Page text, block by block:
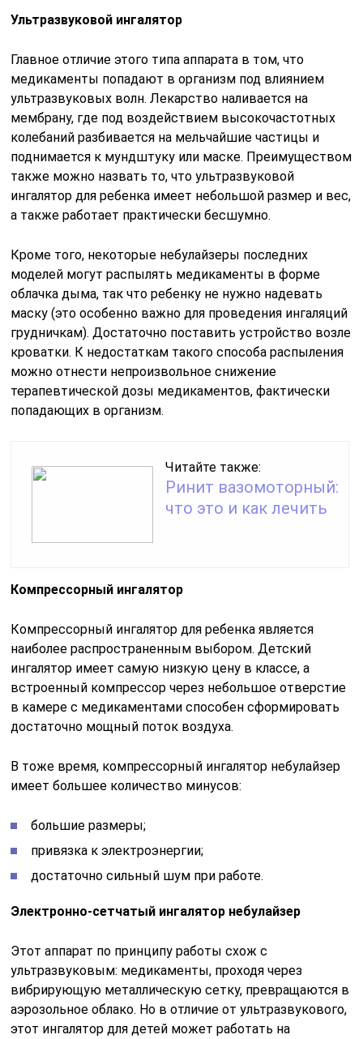
Ультразвуковой ингалятор
Главное отличие этого типа аппарата в том, что
медикаменты попадают в организм под влиянием
ультразвуковых волн. Лекарство наливается на
мембрану, где под воздействием высокочастотных
колебаний разбивается на мельчайшие частицы и
поднимается к мундштуку или маске. Преимуществом
также можно назвать то, что ультразвуковой
ингалятор для ребенка имеет небольшой размер и вес,
а также работает практически бесшумно.
Кроме того, некоторые небулайзеры последних
моделей могут распылять медикаменты в форме
облачка дыма, так что ребенку не нужно надевать
маску (это особенно важно для проведения ингаляций
грудничкам). Достаточно поставить устройство возле
кроватки. К недостаткам такого способа распыления
можно отнести непроизвольное снижение
терапевтической дозы медикаментов, фактически
попадающих в организм.
Читайте также:
Ринит вазомоторный:
что это и как лечить
Компрессорный ингалятор
Компрессорный ингалятор для ребенка является
наиболее распространенным выбором. Детский
ингалятор имеет самую низкую цену в классе, а
встроенный компрессор через небольшое отверстие
в камере с медикаментами способен сформировать
достаточно мощный поток воздуха.
В тоже время, компрессорный ингалятор небулайзер
имеет большее количество минусов:
большие размеры;
привязка к электроэнергии;
достаточно сильный шум при работе.
Электронно-сетчатый ингалятор небулайзер
Этот аппарат по принципу работы схож с
ультразвуковым: медикаменты, проходя через
вибрирующую металлическую сетку, превращаются в
аэрозольное облако. Но в отличие от ультразвукового,
этот ингалятор для детей может работать на